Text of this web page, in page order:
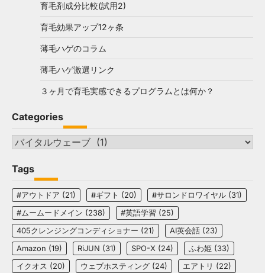
育毛剤成分比較(試用2)
育毛効果アップ12ヶ条
薄毛ハゲのコラム
薄毛ハゲ激選リンク
３ヶ月で育毛実感できるプログラムとは何か？
Categories
Categories
Tags
#アウトドア (21) #ギフト (20) #サロンドロワイヤル (31)
#ムームードメイン (238) #英語学習 (25)
405クレンジングコンディショナー (21) AI英会話 (23)
Amazon (19) RiJUN (31) SPO-X (24) ふわ姫 (33)
イクオス (20) ウェブホスティング (24) エアトリ (22)